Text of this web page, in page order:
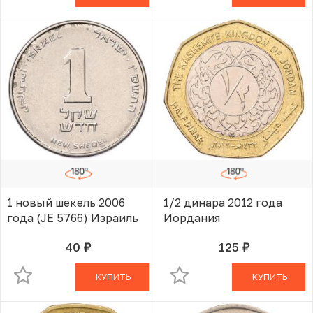
1 новый шекель 2006
года (JE 5766) Израиль
40 руб.В КОРЗИНЕ
КУПИТЬ
1/2 динара 2012 года
Иордания
125 руб.В КОРЗИНЕ
КУПИТЬ